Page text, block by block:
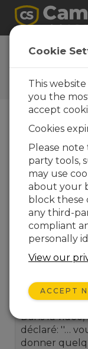
En savoir
Découvrez
les employés
manière
Dans la
déclaré: ''…
donner
Cookie
This
you the
accept
Cookies
Please
party tools,
may use
about your
block these
any third-
compliant
personally
View our
ACCEPT